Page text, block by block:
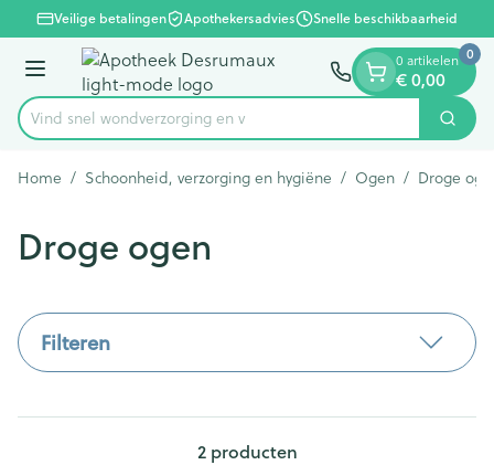
Ga naar de inhoud
1 van 1Veilige betalingen Apothekersadvies Snelle beschikbaarheid
Menu
Product, merk, categorie...
Vind snel wondverzorging Zoek
0 artikelen
€ 0,00
0
Home / Schoonheid, verzorging en hygiëne / Ogen / Droge
Droge ogen
Filteren
2producten